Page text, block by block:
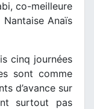
co-meilleure
Anaïs
cinq journées
sont comme
d’avance sur
surtout pas